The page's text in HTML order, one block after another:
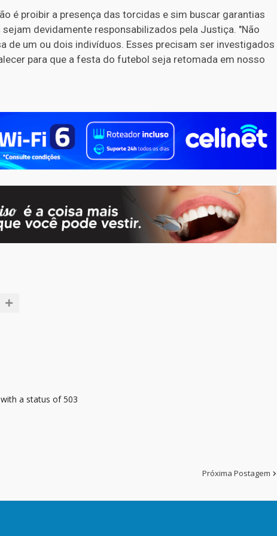
é proibir a presença das torcidas e sim buscar garantias
devidamente responsabilizados pela Justiça. "Não
de um ou dois indivíduos. Esses precisam ser investigados
para que a festa do futebol seja retomada em nosso
a status of 503
Próxima Postagem